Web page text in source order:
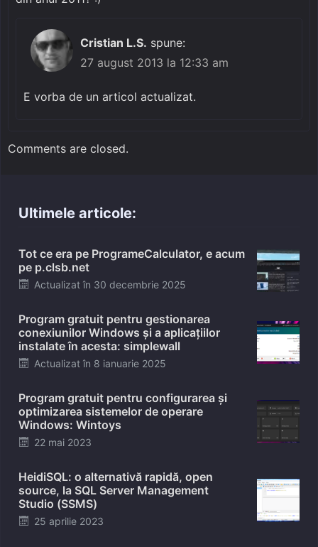
Cristian L.S. spune:
27 august 2013 la 12:33 am
E vorba de un articol actualizat.
Comments are closed.
Ultimele articole:
Tot ce era pe ProgrameCalculator, e acum
pe p.clsb.net
Posted
Actualizat în 30 decembrie 2025
Program gratuit pentru gestionarea
conexiunilor Windows și a aplicațiilor
instalate în acesta: simplewall
Posted
Actualizat în 8 ianuarie 2025
Program gratuit pentru configurarea și
optimizarea sistemelor de operare
Windows: Wintoys
Posted
22 mai 2023
HeidiSQL: o alternativă rapidă, open
source, la SQL Server Management
Studio (SSMS)
Posted
25 aprilie 2023